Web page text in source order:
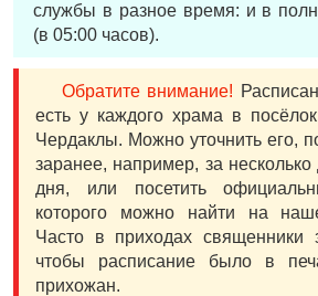
службы в разное время: и в
(в 05:00 часов).
Обратите внимание!
есть у каждого храма в посёлок
Чердаклы. Можно уточнить его,
заранее, например, за несколько
дня, или посетить
которого можно найти на
Часто в приходах священники
чтобы расписание было в
прихожан.